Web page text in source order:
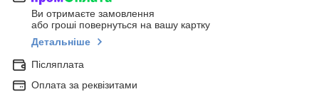
Ви отримаєте замовлення
або гроші повернуться на вашу картку
Детальніше
Післяплата
Оплата за реквізитами